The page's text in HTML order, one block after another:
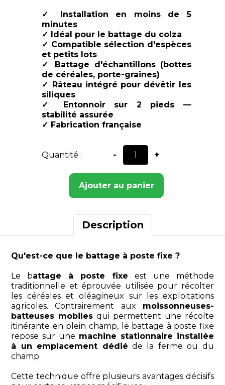
✓ Installation en moins de 5
minutes
✓ Idéal pour le battage du colza
✓ Compatible sélection d'espèces
et petits lots
✓ Battage d'échantillons (bottes
de céréales, porte-graines)
✓ Râteau intégré pour dévêtir les
siliques
✓ Entonnoir sur 2 pieds —
stabilité assurée
✓ Fabrication française
Quantité : - +
Ajouter au panier
Description
Qu'est-ce que le battage à poste fixe ?
Le battage à poste fixe est une méthode
traditionnelle et éprouvée utilisée pour récolter
les céréales et oléagineux sur les exploitations
agricoles. Contrairement aux moissonneuses-
batteuses mobiles qui permettent une récolte
itinérante en plein champ, le battage à poste fixe
repose sur une machine stationnaire installée
à un emplacement dédié de la ferme ou du
champ.
Cette technique offre plusieurs avantages décisifs